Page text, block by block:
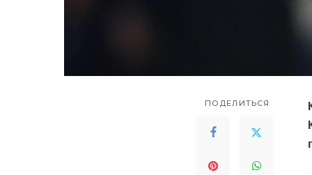
ПОДЕЛИТЬСЯ